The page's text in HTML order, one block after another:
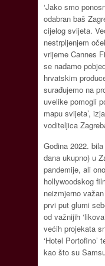
‘Jako smo
odabran baš
cijelog svijeta.
nestrpljenjem
vrijeme Cannes
se nadamo
hrvatskim
surađujemo na
uvelike pomogli
mapu svijeta’,
voditeljica
Godina 2022.
dana ukupno) u
pandemije, ali
hollywoodskog
neizmjerno
prvi put glumi
od važnijih
većih projekata
‘Hotel Portofino’
kao što su